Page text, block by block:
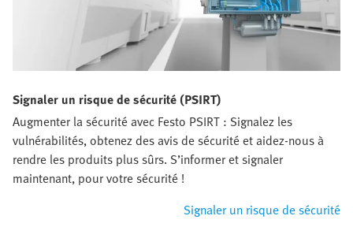
Signaler un risque de sécurité (PSIRT)
Augmenter la sécurité avec Festo PSIRT : Signalez les
vulnérabilités, obtenez des avis de sécurité et aidez-nous à
rendre les produits plus sûrs. S’informer et signaler
maintenant, pour votre sécurité !
Signaler un risque de sécurité